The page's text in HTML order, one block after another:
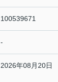
100539671
-
2026年08月20日